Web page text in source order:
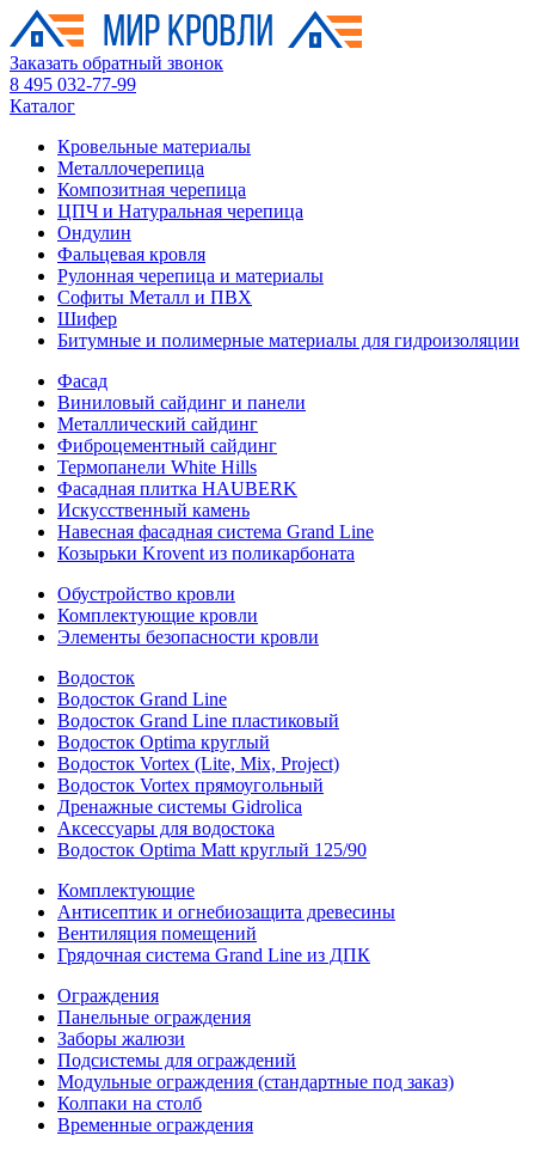
Заказать обратный звонок
8 495 032-77-99
Каталог
Кровельные материалы
Металлочерепица
Композитная черепица
ЦПЧ и Натуральная черепица
Ондулин
Фальцевая кровля
Рулонная черепица и материалы
Софиты Металл и ПВХ
Шифер
Битумные и полимерные материалы для гидроизоляции
Фасад
Виниловый сайдинг и панели
Металлический сайдинг
Фиброцементный сайдинг
Термопанели White Hills
Фасадная плитка HAUBERK
Искусственный камень
Навесная фасадная система Grand Line
Козырьки Krovent из поликарбоната
Обустройство кровли
Комплектующие кровли
Элементы безопасности кровли
Водосток
Водосток Grand Line
Водосток Grand Line пластиковый
Водосток Optima круглый
Водосток Vortex (Lite, Mix, Project)
Водосток Vortex прямоугольный
Дренажные системы Gidrolica
Аксессуары для водостока
Водосток Optima Matt круглый 125/90
Комплектующие
Антисептик и огнебиозащита древесины
Вентиляция помещений
Грядочная система Grand Line из ДПК
Ограждения
Панельные ограждения
Заборы жалюзи
Подсистемы для ограждений
Модульные ограждения (стандартные под заказ)
Колпаки на столб
Временные ограждения